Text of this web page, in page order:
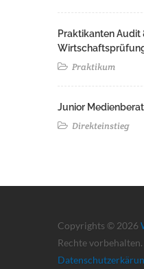
Praktikanten Audit
Praktikum
Junior
Direkteinstieg
Copyrights © 2026
Rechte vorbehalten.